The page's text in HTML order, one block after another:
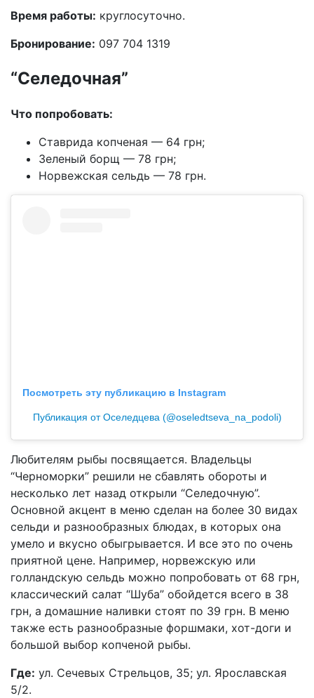
Время работы: круглосуточно.
Бронирование: 097 704 1319
“Селедочная”
Что попробовать:
Ставрида копченая — 64 грн;
Зеленый борщ — 78 грн;
Норвежская сельдь — 78 грн.
Посмотреть эту публикацию в Instagram
Публикация от Оселедцева (@oseledtseva_na_podoli)
Любителям рыбы посвящается. Владельцы
“Черноморки” решили не сбавлять обороты и
несколько лет назад открыли “Селедочную”.
Основной акцент в меню сделан на более 30 видах
сельди и разнообразных блюдах, в которых она
умело и вкусно обыгрывается. И все это по очень
приятной цене. Например, норвежскую или
голландскую сельдь можно попробовать от 68 грн,
классический салат “Шуба” обойдется всего в 38
грн, а домашние наливки стоят по 39 грн. В меню
также есть разнообразные форшмаки, хот-доги и
большой выбор копченой рыбы.
Где: ул. Сечевых Стрельцов, 35; ул. Ярославская
5/2.